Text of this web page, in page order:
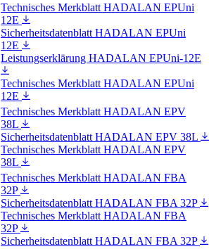
Technisches Merkblatt HADALAN EPUni
12E
Sicherheitsdatenblatt HADALAN EPUni
12E
Leistungserklärung HADALAN EPUni-12E
Technisches Merkblatt HADALAN EPUni
12E
Technisches Merkblatt HADALAN EPV
38L
Sicherheitsdatenblatt HADALAN EPV 38L
Technisches Merkblatt HADALAN EPV
38L
Technisches Merkblatt HADALAN FBA
32P
Sicherheitsdatenblatt HADALAN FBA 32P
Technisches Merkblatt HADALAN FBA
32P
Sicherheitsdatenblatt HADALAN FBA 32P